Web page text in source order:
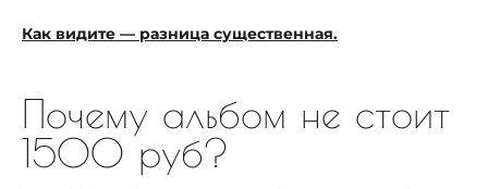
Как видите — разница существенная.
Почему альбом не стоит
1500 руб?